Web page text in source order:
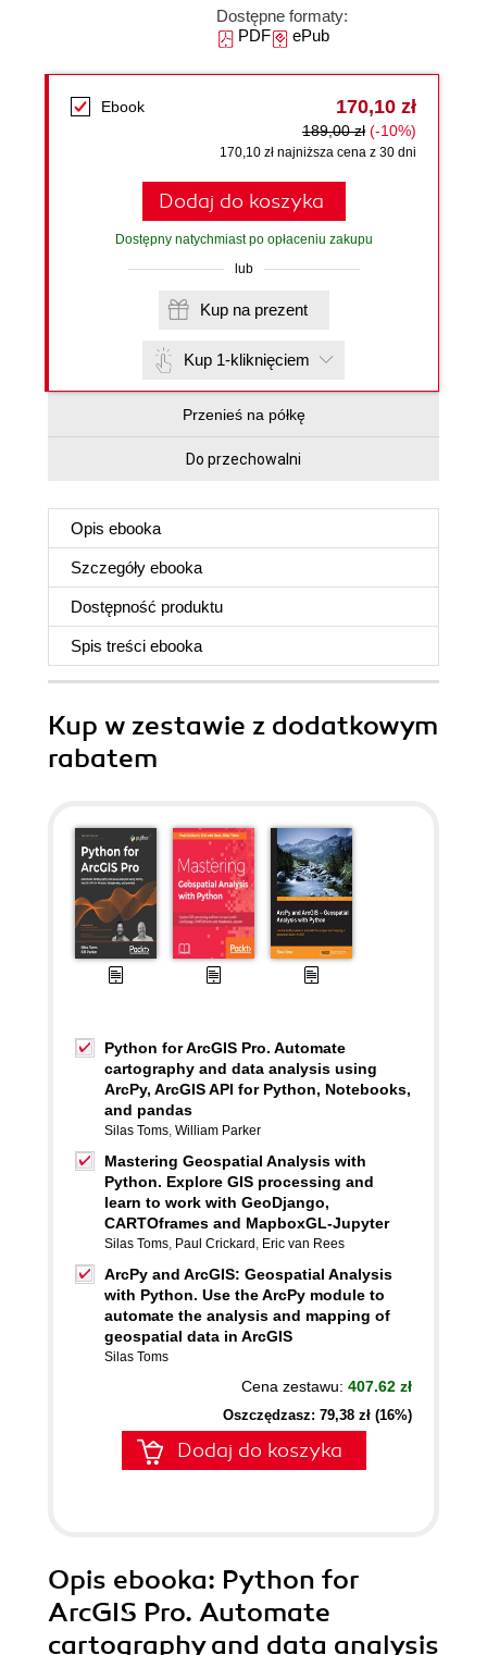
Dostępne formaty:
PDFePub
Ebook 170,10 zł
189,00 zł (-10%)
170,10 zł najniższa cena z 30 dni
Dodaj do koszyka
Dostępny natychmiast po opłaceniu zakupu
lub
Kup na prezent
Kup 1-kliknięciem
Przenieś na półkę
Do przechowalni
Opis ebooka
Szczegóły ebooka
Dostępność produktu
Spis treści ebooka
Kup w zestawie z dodatkowym
rabatem
Python for ArcGIS Pro. Automate
cartography and data analysis using
ArcPy, ArcGIS API for Python, Notebooks,
and pandas
Silas Toms, William Parker
Mastering Geospatial Analysis with
Python. Explore GIS processing and
learn to work with GeoDjango,
CARTOframes and MapboxGL-Jupyter
Silas Toms, Paul Crickard , Eric van Rees
ArcPy and ArcGIS: Geospatial Analysis
with Python. Use the ArcPy module to
automate the analysis and mapping of
geospatial data in ArcGIS
Silas Toms
Cena zestawu: 407.62 zł
Oszczędzasz: 79,38 zł (16%)
Dodaj do koszyka
Opis ebooka: Python for
ArcGIS Pro. Automate
cartography and data analysis